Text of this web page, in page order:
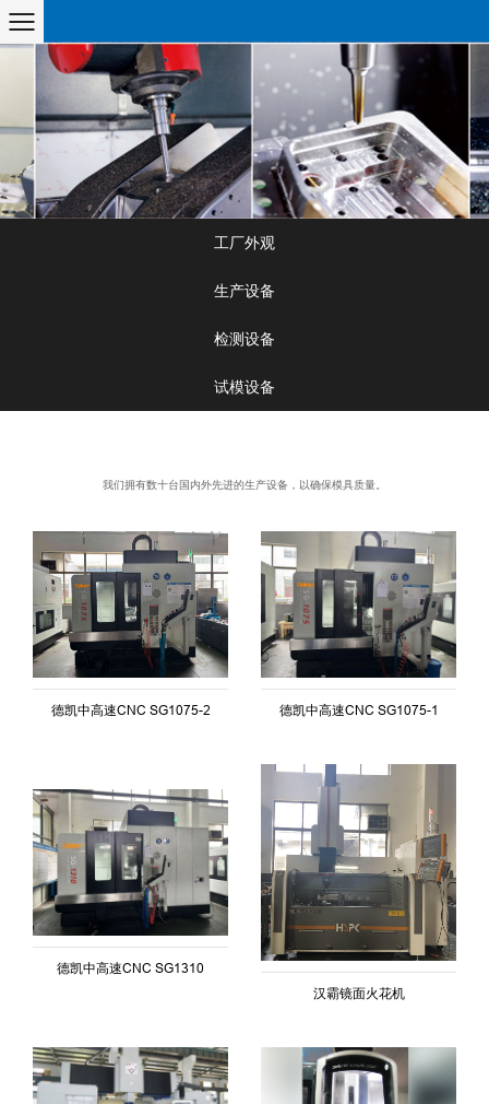
工厂外观
生产设备
检测设备
试模设备
我们拥有数十台国内外先进的生产设备，以确保模具质量。
德凯中高速CNC SG1075-2 德凯中高速CNC SG1075-1
德凯中高速CNC SG1310
汉霸镜面火花机